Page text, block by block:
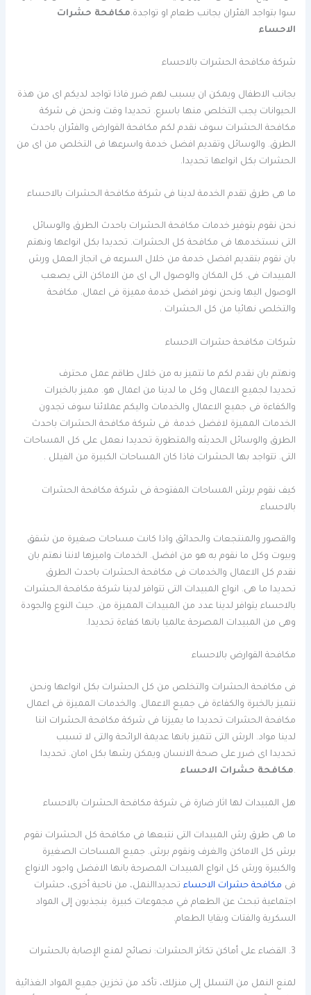
سوا بتواجد الفئران بجانب طعام او تواجدة.مكافحة حشرات
الاحساء
شركة مكافحة الحشرات بالاحساء
بجانب الاطفال ويمكن ان يسبب لهم ضرر فاذا تواجد لديكم اى من هذة
الحيوانات يجب التخلص منها باسرع. تحديدا وقت ونحن فى شركة
مكافحة الحشرات سوف نقدم لكم مكافحة القوارض والفئران باحدث
الطرق. والوسائل وتقديم افضل خدمة واسرعها فى التخلص من اى من
الحشرات بكل انواعها تحديدا.
ما هى طرق تقدم الخدمة لدينا فى شركة مكافحة الحشرات بالاحساء
نحن نقوم بتوفير خدمات مكافحة الحشرات باحدث الطرق والوسائل
التى نستخدمها فى مكافحة كل الحشرات. تحديدا بكل انواعها ونهتم
بان نقوم بتقديم افضل خدمة من خلال السرعه فى انجاز العمل ورش
المبيدات فى. كل المكان والوصول الى اى من الاماكن التى يصعب
الوصول اليها ونحن نوفر افضل خدمة مميزة فى اعمال. مكافحة
والتخلص نهائيا من كل الحشرات .
شركات مكافحة حشرات الاحساء
ونهتم بان نقدم لكم ما نتميز به من خلال طاقم عمل محترف
تحديدا لجميع الاعمال وكل ما لدينا من اعمال هو. مميز بالخبرات
والكفاءة فى جميع الاعمال والخدمات واليكم عملائنا سوف تجدون
الخدمات المميزة لافضل خدمة. فى شركة مكافحة الحشرات باحدث
الطرق والوسائل الحديثه والمتطورة تحديدا نعمل على كل المساحات
التى. تتواجد بها الحشرات فاذا كان المساحات الكبيرة من الفيلل .
كيف نقوم برش المساحات المفتوحة فى شركة مكافحة الحشرات
بالاحساء
والقصور والمنتجعات والحدائق واذا كانت مساحات صغيرة من شقق
وبيوت وكل ما نقوم به هو من افضل. الخدمات واميزها لاننا نهتم بان
نقدم كل الاعمال والخدمات فى مكافحة الحشرات باحدث الطرق
تحديدا ما هى. انواع المبيدات التى تتوافر لدينا شركة مكافحة الحشرات
بالاحساء يتوافر لدينا عدد من المبيدات المميزة من. حيث النوع والجودة
وهى من المبيدات المصرحة عالميا بانها كفاءة تحديدا.
مكافحة القوارض بالاحساء
فى مكافحة الحشرات والتخلص من كل الحشرات بكل انواعها ونحن
نتميز بالخبرة والكفاءة فى جميع الاعمال. والخدمات المميزة فى اعمال
مكافحة الحشرات تحديدا ما يميزنا فى شركة مكافحة الحشرات اننا
لدينا مواد. الرش التى تتميز بانها عديمة الرائحة والتى لا تسبب
تحديدا اى ضرر على صحة الانسان ويمكن رشها بكل امان. تحديدا
.مكافحة حشرات الاحساء
هل المبيدات لها اثار ضارة فى شركة مكافحة الحشرات بالاحساء
ما هى طرق رش المبيدات التى نتبعها فى مكافحة كل الحشرات نقوم
برش كل الاماكن والغرف ونقوم برش. جميع المساحات الصغيرة
والكبيرة ورش كل انواع المبيدات المصرحة بانها الافضل واجود الانواع
فى مكافحة حشرات الاحساء تحديداالنمل، من ناحية أخرى، حشرات
اجتماعية تبحث عن الطعام في مجموعات كبيرة. ينجذبون إلى المواد
السكرية والفتات وبقايا الطعام.
3. القضاء على أماكن تكاثر الحشرات: نصائح لمنع الإصابة بالحشرات
لمنع النمل من التسلل إلى منزلك، تأكد من تخزين جميع المواد الغذائية